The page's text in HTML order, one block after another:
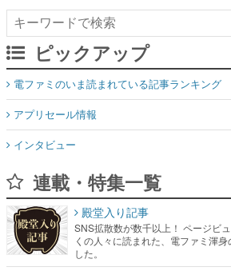
ピックアップ
電ファミのいま読まれている記事ランキング
アプリセール情報
インタビュー
連載・特集一覧
殿堂入り記事
SNS拡散数が数千以上！ ページビ
くの人々に読まれた、電ファミ渾身
した。